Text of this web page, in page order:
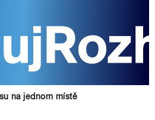
na jednom místě